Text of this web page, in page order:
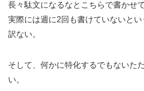
長々駄文になるなとこちらで書かせ
実際には週に2回も書けていないと
訳ない。
そして、何かに特化するでもないた
い。